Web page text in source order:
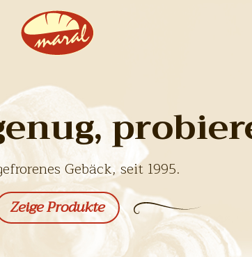
Gebäck, seit 1995.
Zeige Produkte